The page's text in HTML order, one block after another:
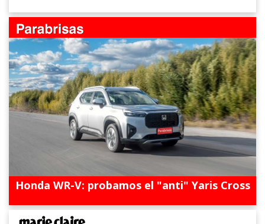
Honda WR-V: probamos el "anti" Yaris Cross